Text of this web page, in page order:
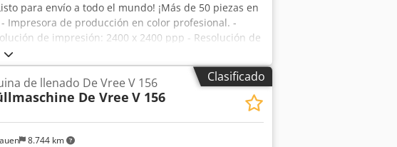
para envío a todo el mundo! ¡Más de 50 piezas en
Impresora de producción en color profesional. -
de impresión: 2400 x 2400 ppp - Resolución de
mes
Clasificado
8.744 km
de llenado De Vree V 156
De Vree V 156